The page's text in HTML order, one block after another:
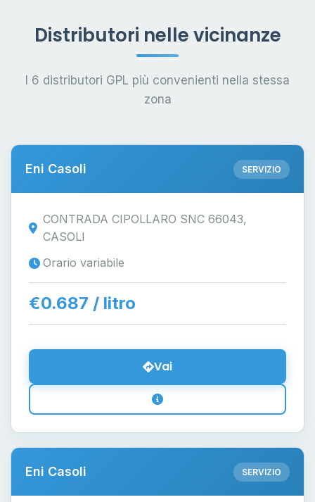
Distributori nelle vicinanze
I 6 distributori GPL più convenienti nella stessa
zona
Eni Casoli SERVIZIO
CONTRADA CIPOLLARO SNC 66043,
CASOLI
Orario variabile
€0.687 / litro
Vai
Eni Casoli SERVIZIO